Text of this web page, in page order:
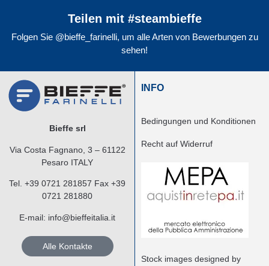
Teilen mit #steambieffe
Folgen Sie @bieffe_farinelli, um alle Arten von Bewerbungen zu
sehen!
Bieffe srl
Via Costa Fagnano, 3 – 61122
Pesaro ITALY
Tel. +39 0721 281857 Fax +39
0721 281880
E-mail: info@bieffeitalia.it
Alle Kontakte
INFO
Bedingungen und Konditionen
Recht auf Widerruf
Stock images designed by